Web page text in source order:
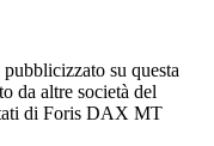
su questa
da altre società del
di Foris DAX MT